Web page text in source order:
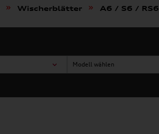
» Wischerblätter » A6 / S6 / RS6
Modell wählen